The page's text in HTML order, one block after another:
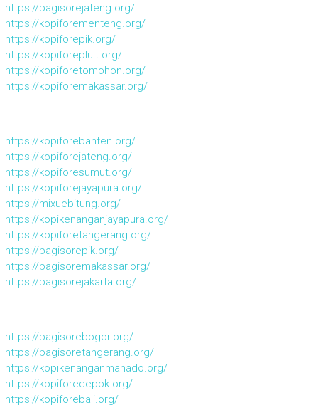
https://pagisorejateng.org/
https://kopiforementeng.org/
https://kopiforepik.org/
https://kopiforepluit.org/
https://kopiforetomohon.org/
https://kopiforemakassar.org/
https://kopiforebanten.org/
https://kopiforejateng.org/
https://kopiforesumut.org/
https://kopiforejayapura.org/
https://mixuebitung.org/
https://kopikenanganjayapura.org/
https://kopiforetangerang.org/
https://pagisorepik.org/
https://pagisoremakassar.org/
https://pagisorejakarta.org/
https://pagisorebogor.org/
https://pagisoretangerang.org/
https://kopikenanganmanado.org/
https://kopiforedepok.org/
https://kopiforebali.org/